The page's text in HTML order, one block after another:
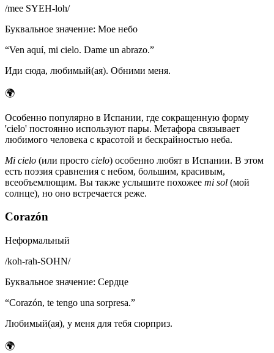
/mee SYEH-loh/
Буквальное значение: Мое небо
“Ven aquí, mi cielo. Dame un abrazo.”
Иди сюда, любимый(ая). Обними меня.
🌍
Особенно популярно в Испании, где сокращенную форму
'cielo' постоянно используют пары. Метафора связывает
любимого человека с красотой и бескрайностью неба.
Mi cielo (или просто cielo) особенно любят в Испании. В этом
есть поэзия сравнения с небом, большим, красивым,
всеобъемлющим. Вы также услышите похожее mi sol (мой
солнце), но оно встречается реже.
Corazón
Неформальный
/koh-rah-SOHN/
Буквальное значение: Сердце
“Corazón, te tengo una sorpresa.”
Любимый(ая), у меня для тебя сюрприз.
🌍